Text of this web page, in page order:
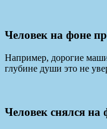
Человек на фоне
Например, дорогие
глубине души это не
Человек снялся на